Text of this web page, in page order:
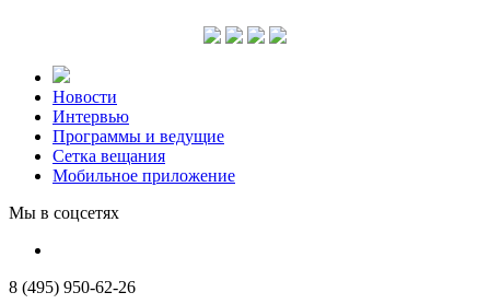
Новости
Интервью
Программы и ведущие
Сетка вещания
Мобильное приложение
Мы в соцсетях
8 (495) 950-62-26